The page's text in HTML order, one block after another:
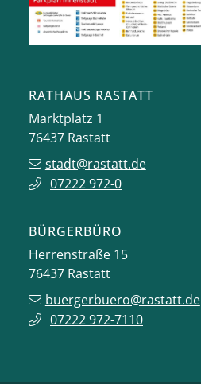
RATHAUS RASTATT
Marktplatz 1
76437 Rastatt
stadt@rastatt.de
07222 972-0
BÜRGERBÜRO
Herrenstraße 15
76437 Rastatt
buergerbuero@rastatt.de
07222 972-7110